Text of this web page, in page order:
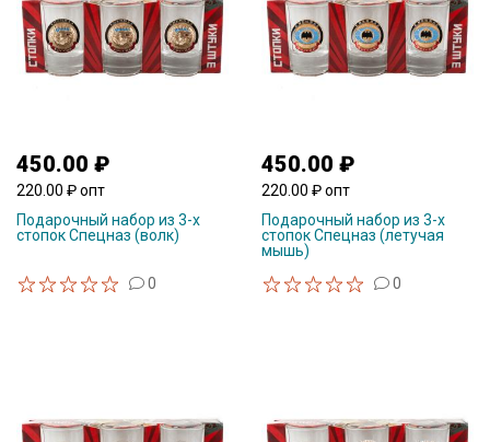
450.00 ₽
220.00 ₽ опт
Подарочный набор из 3-х
стопок Спецназ (волк)
0
450.00 ₽
220.00 ₽ опт
Подарочный набор из 3-х
стопок Спецназ (летучая
мышь)
0